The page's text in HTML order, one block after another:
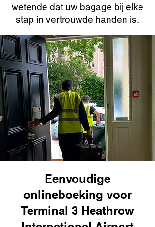
wetende dat uw bagage bij elke
stap in vertrouwde handen is.
Eenvoudige
onlineboeking voor
Terminal 3 Heathrow